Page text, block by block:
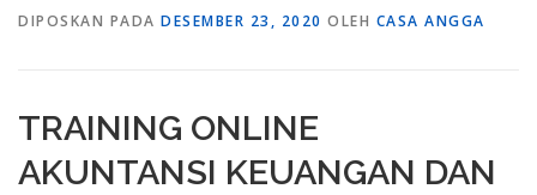
DIPOSKAN PADA DESEMBER 23, 2020 OLEH CASA ANGGA
TRAINING ONLINE
AKUNTANSI KEUANGAN DAN